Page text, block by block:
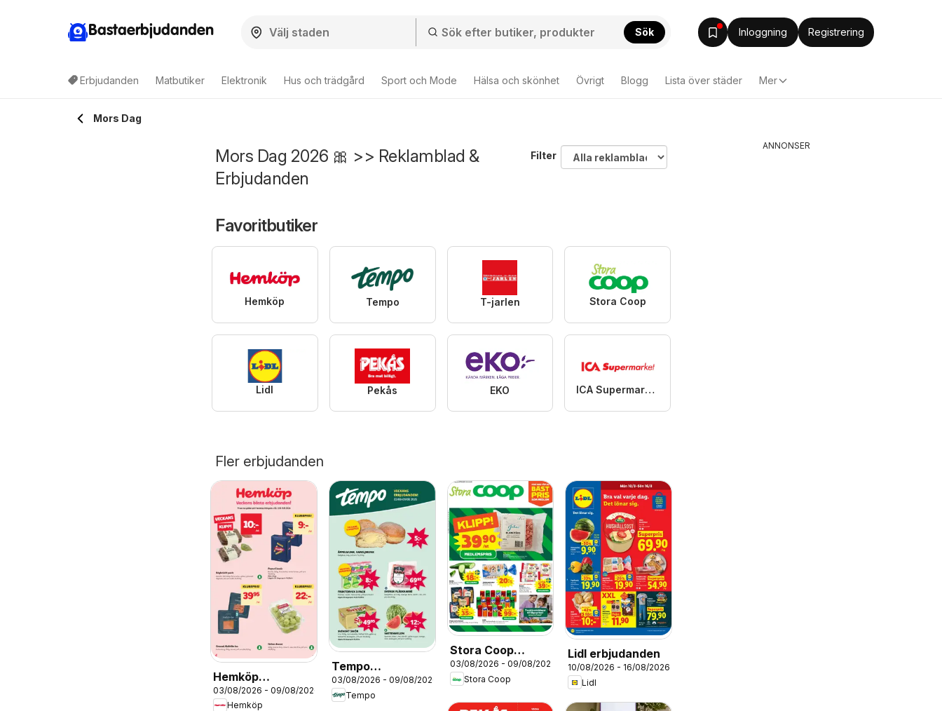
Bastaerbjudanden Sök Inloggning Registrering
Erbjudanden Matbutiker Elektronik Hus och trädgård Sport och Mode Hälsa och skönhet Övrigt Blogg Lista över städer Mer
Mors Dag
Mors Dag 2026 🎀 >> Reklamblad &
Erbjudanden
Filter
Favoritbutiker
Hemköp Tempo T-jarlen Stora Coop
Lidl Pekås EKO ICA Supermarket
Fler erbjudanden
Hemköp
erbjudanden
03/08/2026 - 09/08/2026
Hemköp
Tempo
erbjudanden
03/08/2026 - 09/08/2026
Tempo
Stora Coop
erbjudanden
03/08/2026 - 09/08/2026
Stora Coop
Lidl erbjudanden
10/08/2026 - 16/08/2026
Lidl
ANNONSER